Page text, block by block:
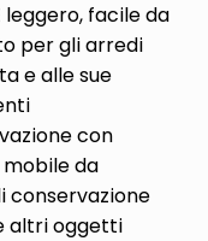
facile da
per gli arredi
e alle sue
con
da
conservazione
altri oggetti